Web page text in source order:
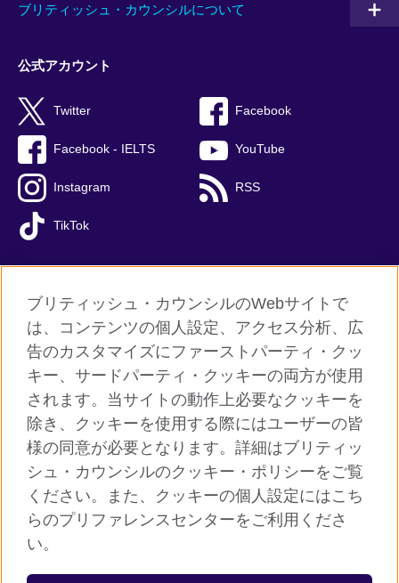
ブリティッシュ・カウンシルについて
公式アカウント
Twitter Facebook
Facebook - IELTS YouTube
Instagram RSS
TikTok
ご利用に際して
個人情報保護
クッキー（Cookie）について
よくあるご質問
サイトマップ
ブリティッシュ・カウンシルのWebサイトで
は、コンテンツの個人設定、アクセス分析、広
告のカスタマイズにファーストパーティ・クッ
キー、サードパーティ・クッキーの両方が使用
されます。当サイトの動作上必要なクッキーを
除き、クッキーを使用する際にはユーザーの皆
様の同意が必要となります。詳細はブリティッ
シュ・カウンシルのクッキー・ポリシーをご覧
ください。また、クッキーの個人設定にはこち
らのプリファレンスセンターをご利用くださ
い。